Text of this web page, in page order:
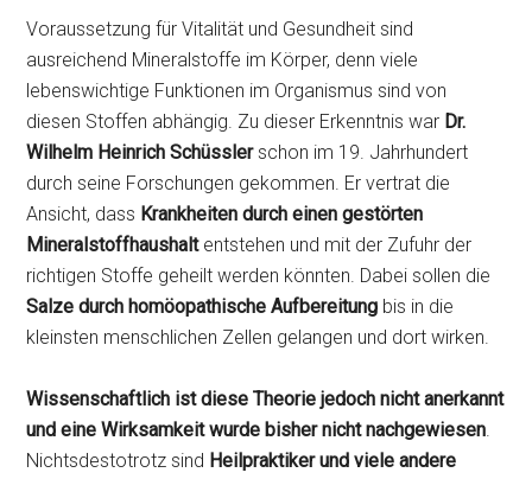
Voraussetzung für Vitalität und Gesundheit sind
ausreichend Mineralstoffe im Körper, denn viele
lebenswichtige Funktionen im Organismus sind von
diesen Stoffen abhängig. Zu dieser Erkenntnis war Dr.
Wilhelm Heinrich Schüsslerschon im 19. Jahrhundert
durch seine Forschungen gekommen. Er vertrat die
Ansicht, dass Krankheiten durch einen gestörten
Mineralstoffhaushaltentstehen und mit der Zufuhr der
richtigen Stoffe geheilt werden könnten. Dabei sollen die
Salze durch homöopathische Aufbereitung bis in die
kleinsten menschlichen Zellen gelangen und dort wirken.
Wissenschaftlich ist diese Theorie jedoch nicht anerkannt
und eine Wirksamkeit wurde bisher nicht nachgewiesen.
Nichtsdestotrotz sind Heilpraktiker und viele andere